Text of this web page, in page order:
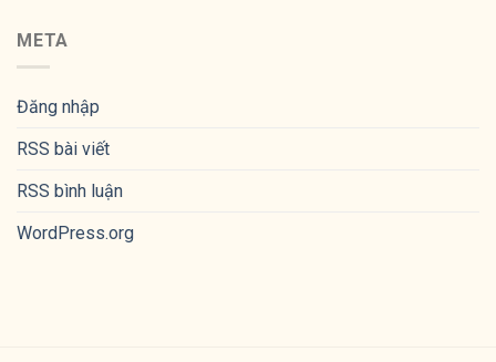
META
Đăng nhập
RSS bài viết
RSS bình luận
WordPress.org